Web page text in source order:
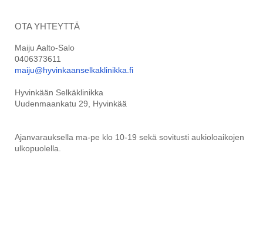
OTA YHTEYTTÄ
Maiju Aalto-Salo
0406373611
maiju@hyvinkaanselkaklinikka.fi
Hyvinkään Selkäklinikka
Uudenmaankatu 29, Hyvinkää
Ajanvarauksella ma-pe klo 10-19 sekä sovitusti aukioloaikojen
ulkopuolella.